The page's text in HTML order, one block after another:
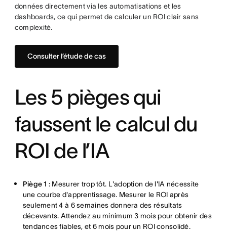
données directement via les automatisations et les
dashboards, ce qui permet de calculer un ROI clair sans
complexité.
Consulter l’étude de cas
Les 5 pièges qui
faussent le calcul du
ROI de l’IA
Piège 1 : Mesurer trop tôt. L'adoption de l'IA nécessite
une courbe d'apprentissage. Mesurer le ROI après
seulement 4 à 6 semaines donnera des résultats
décevants. Attendez au minimum 3 mois pour obtenir des
tendances fiables, et 6 mois pour un ROI consolidé.